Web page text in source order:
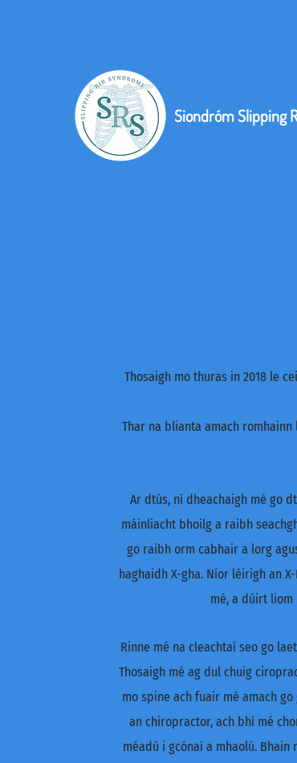
Siondróm Slipping
Thosaigh mo thuras in 2018 le
Thar na blianta amach
Ar dtús, ní dheachaigh mé go
máinliacht bhoilg a raibh
go raibh orm cabhair a lorg
haghaidh X-gha. Níor léirigh an
mé, a dúirt liom
Rinne mé na cleachtaí seo go
Thosaigh mé ag dul chuig
mo spine ach fuair mé amach
an chiropractor, ach bhí mé
méadú i gcónaí a mhaolú.